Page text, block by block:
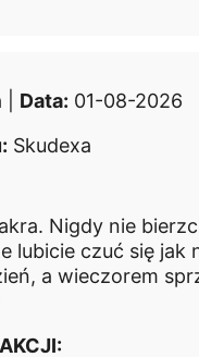
Data: 01-08-2026
Skudexa
Nigdy nie
lubicie czuć się jak
a wieczorem